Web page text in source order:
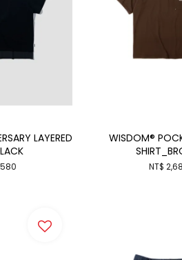
LAYERED
WISDOM®
NT$